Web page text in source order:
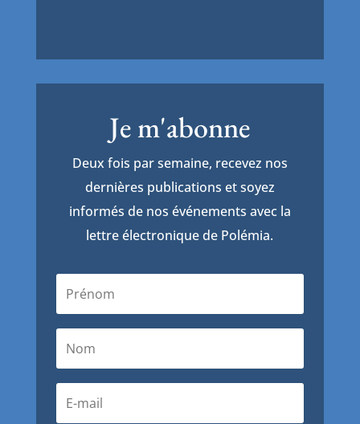
Je m'abonne
Deux fois par semaine, recevez nos
dernières publications et soyez
informés de nos événements avec la
lettre électronique de Polémia.